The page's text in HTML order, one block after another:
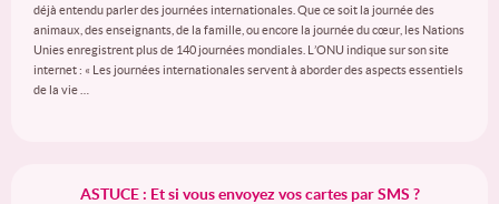
déjà entendu parler des journées internationales. Que ce soit la journée des
animaux, des enseignants, de la famille, ou encore la journée du cœur, les Nations
Unies enregistrent plus de 140 journées mondiales. L’ONU indique sur son site
internet : « Les journées internationales servent à aborder des aspects essentiels
de la vie …
ASTUCE : Et si vous envoyez vos cartes par SMS ?